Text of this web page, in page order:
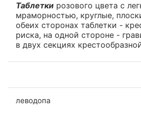
Таблетки розового цвета с
мраморностью, круглые,
обеих сторонах таблетки -
риска, на одной стороне -
в двух секциях
леводопа